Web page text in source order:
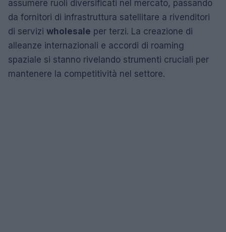
assumere ruoli diversificati nel mercato, passando
da fornitori di infrastruttura satellitare a rivenditori
di servizi wholesale per terzi. La creazione di
alleanze internazionali e accordi di roaming
spaziale si stanno rivelando strumenti cruciali per
mantenere la competitività nel settore.